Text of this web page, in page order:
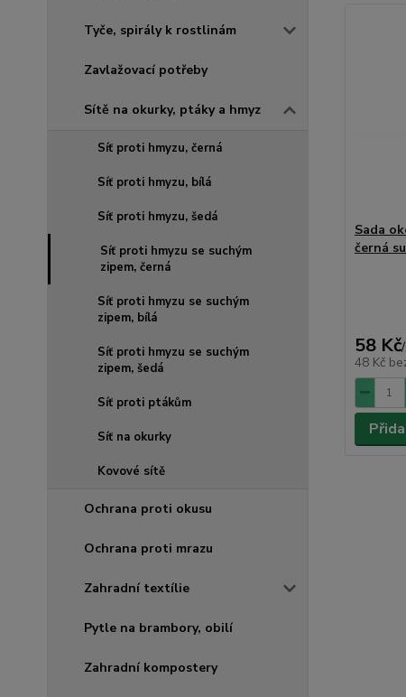
Tyče, spirály k rostlinám
Zavlažovací potřeby
Sítě na okurky, ptáky a hmyz
Síť proti hmyzu, černá
Síť proti hmyzu, bílá
Síť proti hmyzu, šedá
Síť proti hmyzu se suchým
zipem, černá
Síť proti hmyzu se suchým
zipem, bílá
Síť proti hmyzu se suchým
zipem, šedá
Síť proti ptákům
Síť na okurky
Kovové sítě
Ochrana proti okusu
Ochrana proti mrazu
Zahradní textílie
Pytle na brambory, obilí
Zahradní kompostery
Sada
černá
58 Kč/
48 Kč